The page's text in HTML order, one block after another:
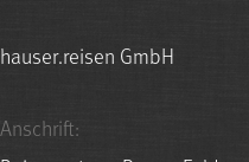
hauser.reisen GmbH
Anschrift: